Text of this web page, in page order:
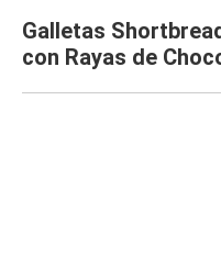
Galletas
con Rayas de